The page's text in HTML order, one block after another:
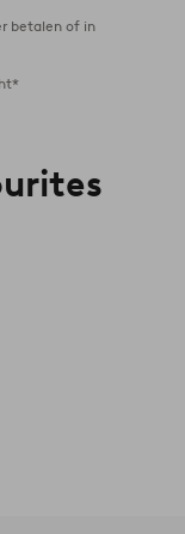
betalen of in